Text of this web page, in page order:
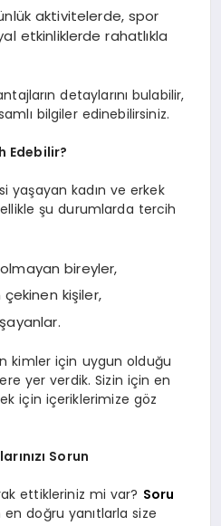
aktivitelerde, spor
etkinliklerde rahatlıkla
detaylarını bulabilir,
bilgiler edinebilirsiniz.
Edebilir?
yaşayan kadın ve erkek
şu durumlarda tercih
bireyler,
kişiler,
kimler için uygun olduğu
yer verdik. Sizin için en
için içeriklerimize göz
Sorun
ettikleriniz mi var? Soru
en doğru yanıtlarla size